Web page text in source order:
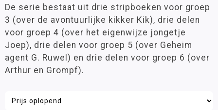
TekstVaardig
ZomerTOPboeken
Hulpmiddelen
Zorg
Schrijven
Leesniveau
AVI E3
(10)
AVI E4(8)
AVI E5(8)
AVI E6 (5)
Toon meer
De serie bestaat uit drie stripboeken voor groep
3 (over de avontuurlijke kikker Kik), drie delen
voor groep 4 (over het eigenwijze jongetje
Joep), drie delen voor groep 5 (over Geheim
agent G. Ruwel) en drie delen voor groep 6 (over
Arthur en Grompf).